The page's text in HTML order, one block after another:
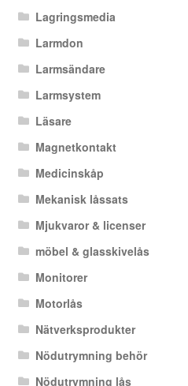
Lagringsmedia
Larmdon
Larmsändare
Larmsystem
Läsare
Magnetkontakt
Medicinskåp
Mekanisk låssats
Mjukvaror & licenser
möbel & glasskivelås
Monitorer
Motorlås
Nätverksprodukter
Nödutrymning behör
Nödutrymning lås